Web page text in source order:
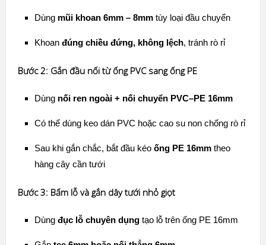
Dùng mũi khoan 6mm – 8mm tùy loại đầu chuyển
Khoanđúng chiều đứng, không lệch, tránh rò rỉ
Bước 2: Gắn đầu nối từ ống PVC sang ống PE
Dùng nối ren ngoài + nối chuyển PVC–PE 16mm
Có thể dùng keo dán PVC hoặc cao su non chống rò rỉ
Sau khi gắn chắc, bắt đầu kéoống PE 16mm theo
hàng cây cần tưới
Bước 3: Bấm lỗ và gắn dây tưới nhỏ giọt
Dùngđục lỗ chuyên dụng tạo lỗ trên ống PE 16mm